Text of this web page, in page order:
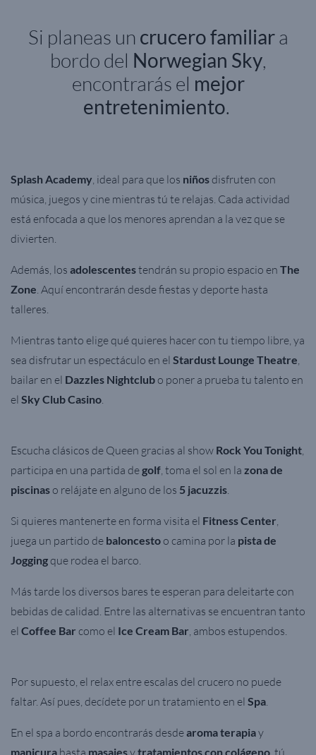
Si planeas un crucero familiara
bordo del Norwegian Sky,
encontrarás el mejor
entretenimiento.
Splash Academy, ideal para que los niñosdisfruten con
música, juegos y cine mientras tú te relajas. Cada actividad
está enfocada a que los menores aprendan a la vez que se
divierten.
Además, los adolescentestendrán su propio espacio en The
Zone. Aquí encontrarán desde fiestas y deporte hasta
talleres.
Mientras tanto elige qué quieres hacer con tu tiempo libre, ya
sea disfrutar un espectáculo en el Stardust Lounge Theatre,
bailar en el Dazzles Nightclub o poner a prueba tu talento en
el Sky Club Casino.
Escucha clásicos de Queen gracias al show Rock You Tonight,
participa en una partida degolf, toma el sol en la zona de
piscinas o relájate en alguno de los 5 jacuzzis.
Si quieres mantenerte en forma visita el Fitness Center,
juega un partido de baloncesto o camina por la pista de
Joggingque rodea el barco.
Más tarde los diversos bares te esperan para deleitarte con
bebidas de calidad. Entre las alternativas se encuentran tanto
el Coffee Bar como el Ice Cream Bar, ambos estupendos.
Por supuesto, el relax entre escalas del crucero no puede
faltar. Así pues, decídete por un tratamiento en el Spa.
En el spa a bordo encontrarás desdearoma terapiay
manicura masajes tratamientos con colágeno